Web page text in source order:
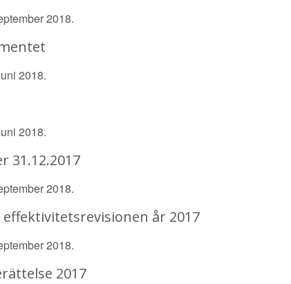
2018.
2018.
2018.
31.12.2017
2018.
år 2017
2018.
2017